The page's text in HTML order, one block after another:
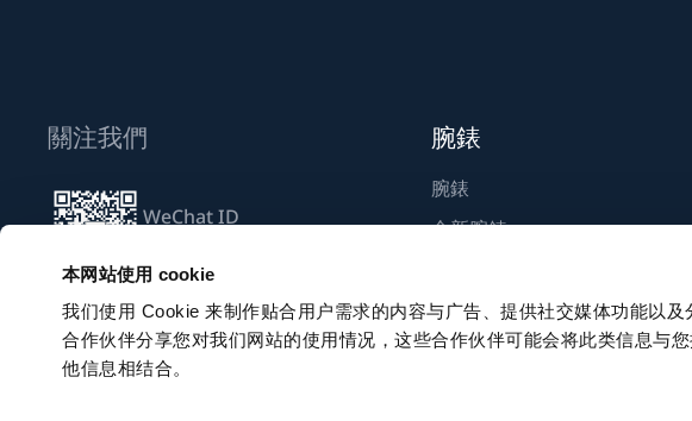
本网站使用 cookie
我们使用 Cookie 来制作贴合用户需求的内容与广告、提供社交媒体功能以
合作伙伴分享您对我们网站的使用情况，这些合作伙伴可能会将此类信息与
他信息相结合。
關注我們
WeChat ID
訂閱電子通訊
腕錶
腕錶
全新腕錶